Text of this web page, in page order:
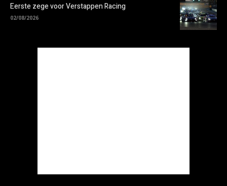
Eerste zege voor Verstappen Racing
02/08/2026